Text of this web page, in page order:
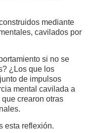
mediante
cavilados por
si no se
¿Los que los
de impulsos
mental cavilada a
crearon otras
esta reflexión.